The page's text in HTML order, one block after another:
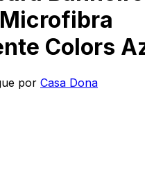
Colors
por Casa Dona